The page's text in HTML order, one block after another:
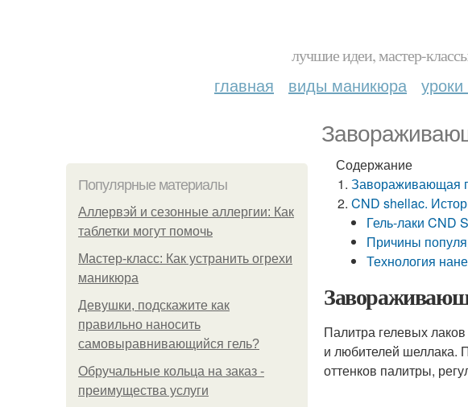
лучшие идеи, мастер-
главная виды маникюра
Популярные материалы
Аллервэй и сезонные аллергии: Как
таблетки могут помочь
Мастер-класс: Как устранить огрехи
маникюра
Девушки, подскажите как
правильно наносить
самовыравнивающийся гель?
Обручальные кольца на заказ -
преимущества услуги
Содержание
Завораживающая
CND shellac.
Гель-лаки CND
Причины
Технология
Палитра гелевых
и любителей шеллака.
оттенков палитры,